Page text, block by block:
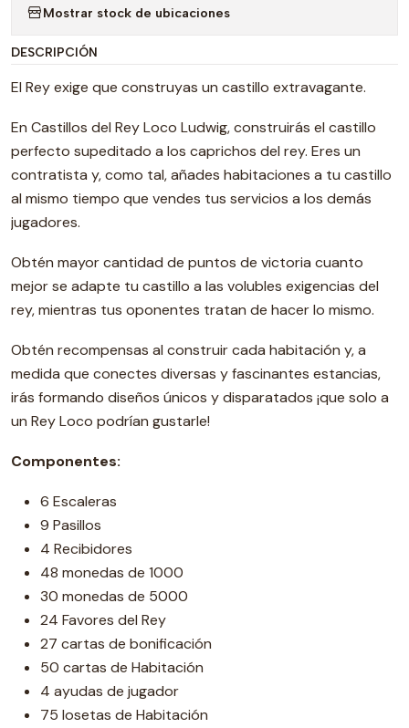
Mostrar stock de ubicaciones
DESCRIPCIÓN
El Rey exige que construyas un castillo extravagante.
En Castillos del Rey Loco Ludwig, construirás el castillo
perfecto supeditado a los caprichos del rey. Eres un
contratista y, como tal, añades habitaciones a tu castillo
al mismo tiempo que vendes tus servicios a los demás
jugadores.
Obtén mayor cantidad de puntos de victoria cuanto
mejor se adapte tu castillo a las volubles exigencias del
rey, mientras tus oponentes tratan de hacer lo mismo.
Obtén recompensas al construir cada habitación y, a
medida que conectes diversas y fascinantes estancias,
irás formando diseños únicos y disparatados ¡que solo a
un Rey Loco podrían gustarle!
Componentes:
6 Escaleras
9 Pasillos
4 Recibidores
48 monedas de 1000
30 monedas de 5000
24 Favores del Rey
27 cartas de bonificación
50 cartas de Habitación
4 ayudas de jugador
75 losetas de Habitación